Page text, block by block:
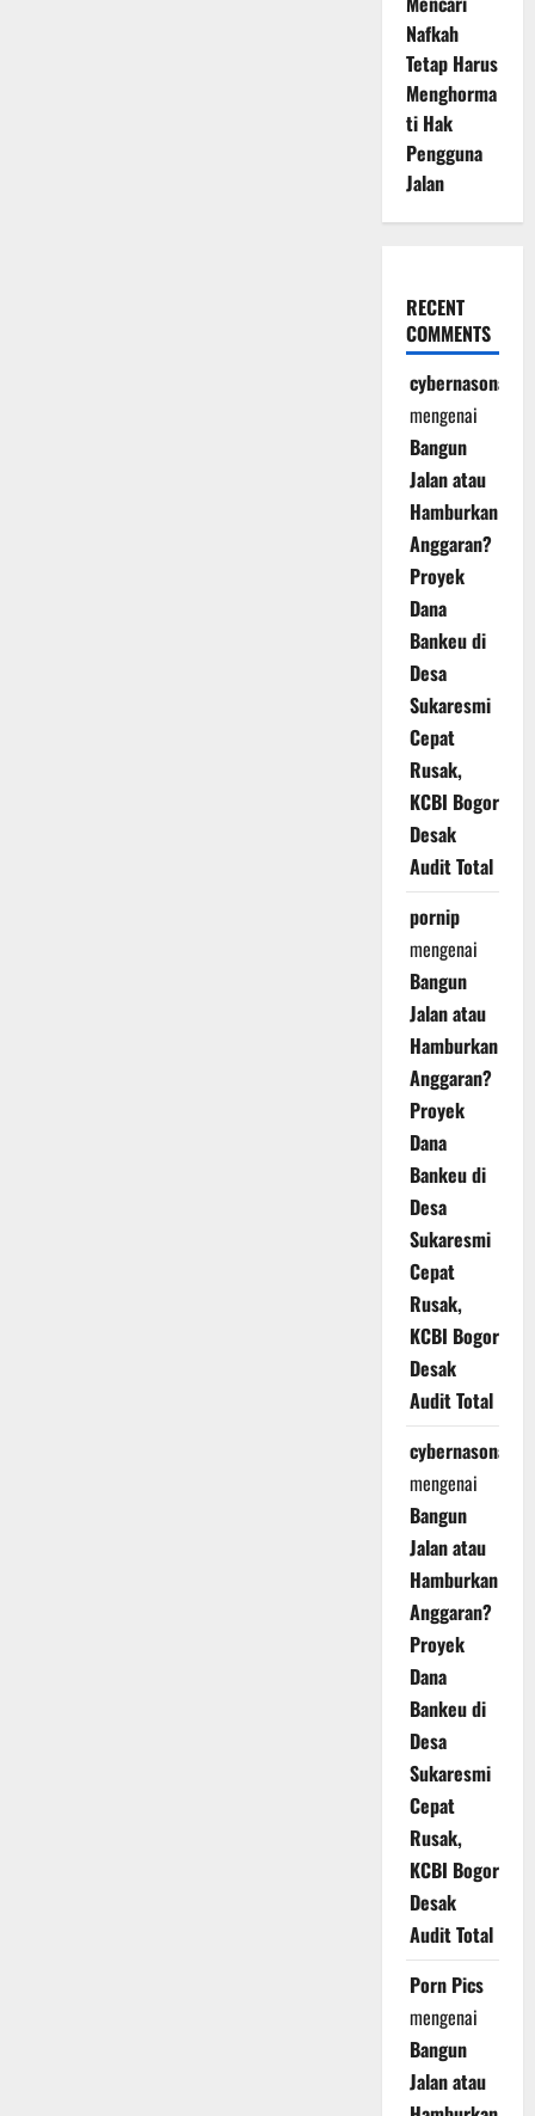
Nafkah
Tetap Harus
Menghorma
ti Hak
Pengguna
Jalan
RECENT
COMMENTS
cybernasonal
mengenai
Bangun
Jalan atau
Hamburkan
Anggaran?
Proyek
Dana
Bankeu di
Desa
Sukaresmi
Cepat
Rusak,
KCBI Bogor
Desak
Audit Total
pornip
mengenai
Bangun
Jalan atau
Hamburkan
Anggaran?
Proyek
Dana
Bankeu di
Desa
Sukaresmi
Cepat
Rusak,
KCBI Bogor
Desak
Audit Total
cybernasonal
mengenai
Bangun
Jalan atau
Hamburkan
Anggaran?
Proyek
Dana
Bankeu di
Desa
Sukaresmi
Cepat
Rusak,
KCBI Bogor
Desak
Audit Total
Porn Pics
mengenai
Bangun
Jalan atau